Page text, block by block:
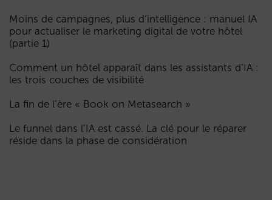
Moins de campagnes, plus d’intelligence : manuel IA
pour actualiser le marketing digital de votre hôtel
(partie 1)
Comment un hôtel apparaît dans les assistants d’IA :
les trois couches de visibilité
La fin de l’ère « Book on Metasearch »
Le funnel dans l’IA est cassé. La clé pour le réparer
réside dans la phase de considération